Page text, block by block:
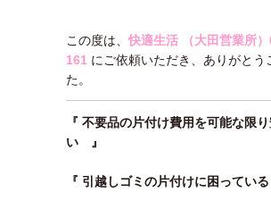
この度は、快適生活 （大田営業所）
161 にご依頼いただき、ありがとう
た。
『 不要品の片付け費用を可能な限
い 』
『 引越しゴミの片付けに困っている